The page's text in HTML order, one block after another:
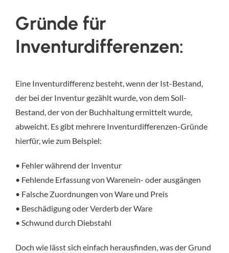
Gründe für
Inventurdifferenzen:
Eine Inventurdifferenz besteht, wenn der Ist-Bestand,
der bei der Inventur gezählt wurde, von dem Soll-
Bestand, der von der Buchhaltung ermittelt wurde,
abweicht. Es gibt mehrere Inventurdifferenzen-Gründe
hierfür, wie zum Beispiel:
• Fehler während der Inventur
• Fehlende Erfassung von Warenein- oder ausgängen
• Falsche Zuordnungen von Ware und Preis
• Beschädigung oder Verderb der Ware
• Schwund durch Diebstahl
Doch wie lässt sich einfach herausfinden, was der Grund